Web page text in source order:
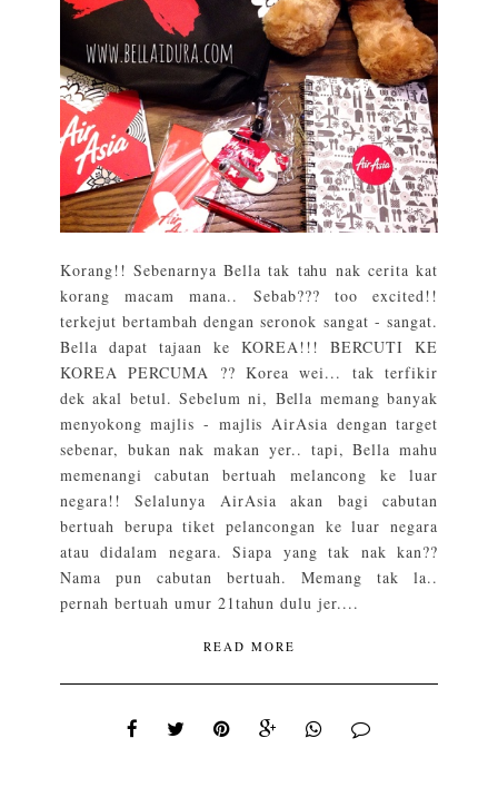
Korang!! Sebenarnya Bella tak tahu nak cerita kat
korang macam mana.. Sebab??? too excited!!
terkejut bertambah dengan seronok sangat - sangat.
Bella dapat tajaan ke KOREA!!! BERCUTI KE
KOREA PERCUMA ?? Korea wei... tak terfikir
dek akal betul. Sebelum ni, Bella memang banyak
menyokong majlis - majlis AirAsia dengan target
sebenar, bukan nak makan yer.. tapi, Bella mahu
memenangi cabutan bertuah melancong ke luar
negara!! Selalunya AirAsia akan bagi cabutan
bertuah berupa tiket pelancongan ke luar negara
atau didalam negara. Siapa yang tak nak kan??
Nama pun cabutan bertuah. Memang tak la..
pernah bertuah umur 21tahun dulu jer....
READ MORE